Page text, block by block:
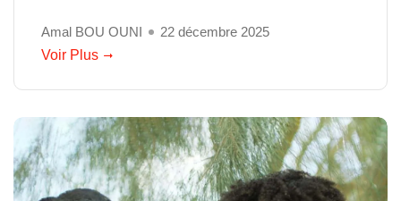
Amal BOU OUNI
22 décembre 2025
Voir Plus